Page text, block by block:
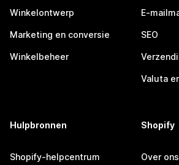
Winkelontwerp
Marketing en conversie
Winkelbeheer
E-
SEO
Valuta
Hulpbronnen
Shopify-helpcentrum
Shopify
Over ons